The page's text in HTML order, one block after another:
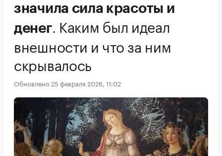
значила сила красоты и
денег. Каким был идеал
внешности и что за ним
скрывалось
Обновлено 25 февраля 2026, 11:02